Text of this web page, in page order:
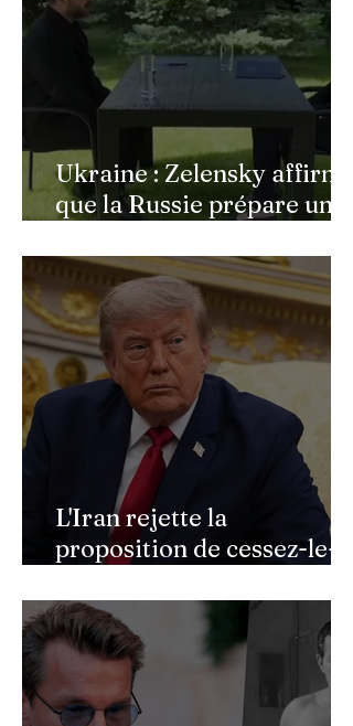
Ukraine : Zelensky affirme
que la Russie prépare une
militaire à l'automne
L'Iran rejette la
proposition de cessez-le-